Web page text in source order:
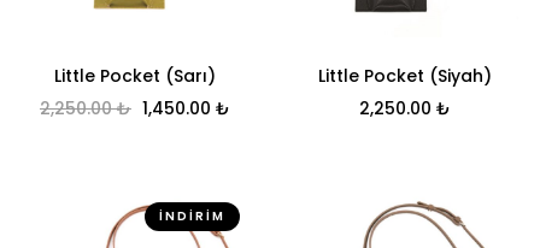
Little Pocket (Sarı)
2,250.00₺ Orijinal fiyat: 2,250.00 ₺.
1,450.00 ₺ Şu andaki fiyat: 1,450.00 ₺.
Little Pocket (Siyah)
2,250.00 ₺
İNDIRIM